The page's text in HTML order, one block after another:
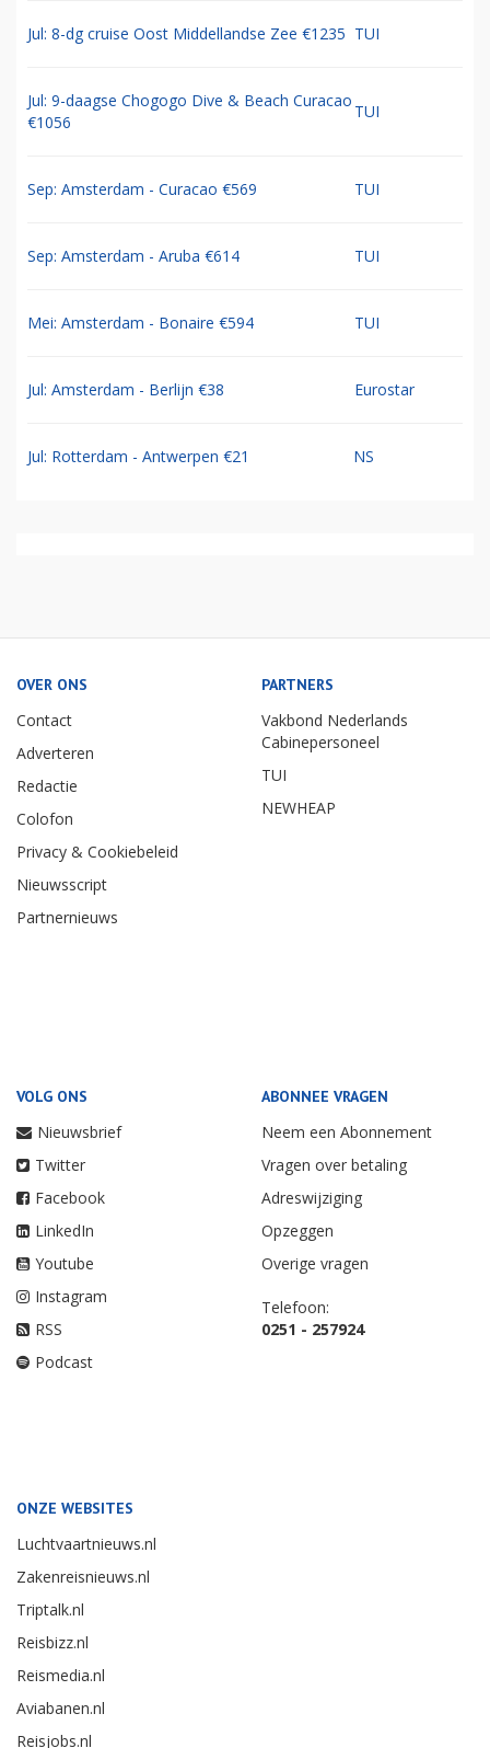
Jul: 8-dg cruise Oost Middellandse Zee €1235 TUI
Jul: 9-daagse Chogogo Dive & Beach Curacao
€1056
TUI
Sep: Amsterdam - Curacao €569 TUI
Sep: Amsterdam - Aruba €614 TUI
Mei: Amsterdam - Bonaire €594 TUI
Jul: Amsterdam - Berlijn €38 Eurostar
Jul: Rotterdam - Antwerpen €21 NS
OVER ONS
Contact
Adverteren
Redactie
Colofon
Privacy & Cookiebeleid
Nieuwsscript
Partnernieuws
PARTNERS
Vakbond Nederlands
Cabinepersoneel
TUI
NEWHEAP
VOLG ONS
Nieuwsbrief
Twitter
Facebook
LinkedIn
Youtube
Instagram
RSS
Podcast
ABONNEE VRAGEN
Neem een Abonnement
Vragen over betaling
Adreswijziging
Opzeggen
Overige vragen
Telefoon:
0251 - 257924
ONZE WEBSITES
Luchtvaartnieuws.nl
Zakenreisnieuws.nl
Triptalk.nl
Reisbizz.nl
Reismedia.nl
Aviabanen.nl
Reisjobs.nl